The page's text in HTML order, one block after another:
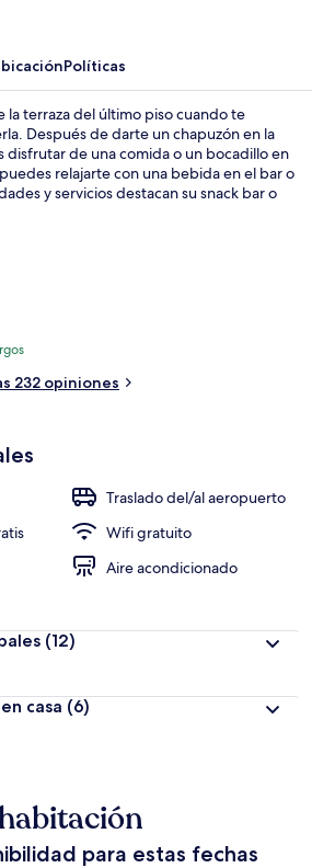
Políticas
la terraza del último piso cuando te
Después de darte un chapuzón en la
disfrutar de una comida o un bocadillo en
relajarte con una bebida en el bar o
y servicios destacan su snack bar o
232 opiniones
Traslado del/al aeropuerto
Wifi gratuito
Aire acondicionado
(12)
casa (6)
para estas fechas